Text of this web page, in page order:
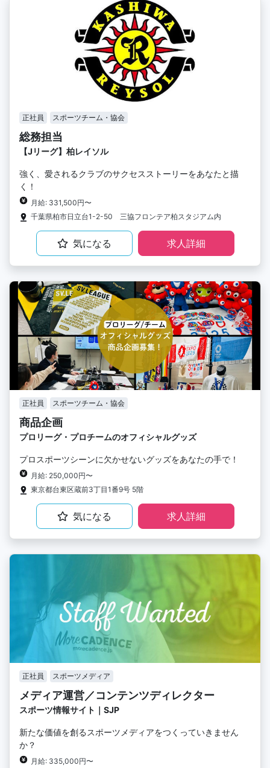
正社員 スポーツチーム・協会
総務担当
【Jリーグ】柏レイソル
強く、愛されるクラブのサクセスストーリーをあなたと描
く！
月給: 331,500円〜
千葉県柏市日立台1-2-50 三協フロンテア柏スタジアム内
気になる 求人詳細
正社員 スポーツチーム・協会
商品企画
プロリーグ・プロチームのオフィシャルグッズ
プロスポーツシーンに欠かせないグッズをあなたの手で！
月給: 250,000円〜
東京都台東区蔵前3丁目1番9号 5階
気になる 求人詳細
正社員 スポーツメディア
メディア運営／コンテンツディレクター
スポーツ情報サイト｜SJP
新たな価値を創るスポーツメディアをつくっていきません
か？
月給: 335,000円〜